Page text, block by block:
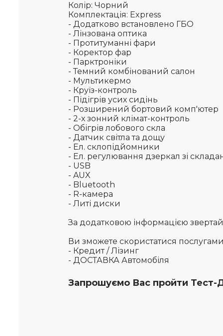
Колір: Чорний
Комплектація: Express
- Додатково встановлено ГБО
- Лінзована оптика
- Протитуманні фари
- Коректор фар
- Парктроніки
- Темний комбінований салон
- Мультикермо
- Круїз-контроль
- Підігрів усих сидінь
- Розширений бортовий комп'ютер
- 2-х зонний клімат-контроль
- Обігрів лобового скла
- Датчик світла та дощу
- Ел. склопідйомники
- Ел. регулювання дзеркал зі
- USB
- AUX
- Bluetooth
- R-камера
- Литі диски
За додатковою інформацією
Ви зможете скористатися
- Кредит / Лізинг
- ДОСТАВКА Автомобіля
Запрошуємо Вас пройти Тест-